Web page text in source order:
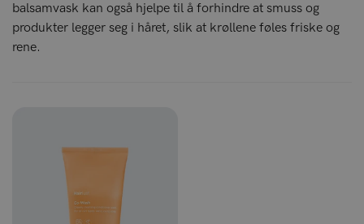
balsamvask kan også hjelpe til å forhindre at smuss og
produkter legger seg i håret, slik at krøllene føles friske og
rene.